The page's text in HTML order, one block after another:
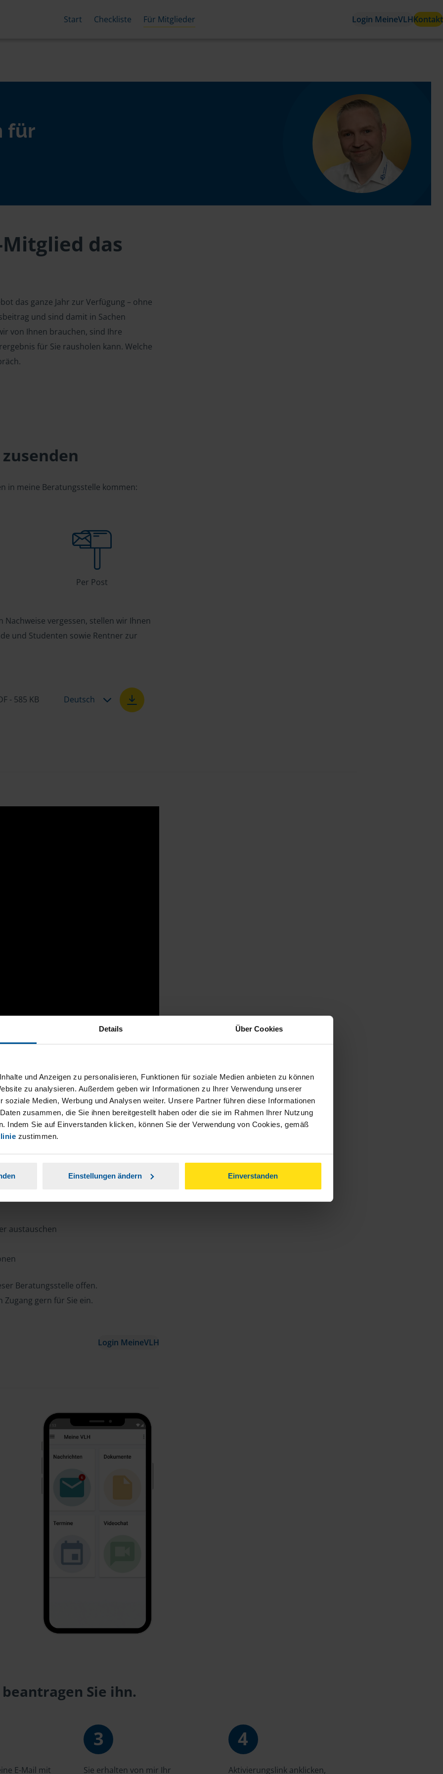
Details Über Cookies
und Anzeigen zu personalisieren, Funktionen für soziale Medien anbieten zu können
zu analysieren. Außerdem geben wir Informationen zu Ihrer Verwendung unserer
soziale Medien, Werbung und Analysen weiter. Unsere Partner führen diese Informationen
zusammen, die Sie ihnen bereitgestellt haben oder die sie im Rahmen Ihrer Nutzung
Indem Sie auf Einverstanden klicken, können Sie der Verwendung von Cookies, gemäß
zustimmen.
Einstellungen ändern Einverstanden
Start Checkliste Für Mitglieder Login MeineVLHKontakt
für
das
das ganze Jahr zur Verfügung – ohne
und sind damit in Sachen
von Ihnen brauchen, sind Ihre
für Sie rausholen kann. Welche
in meine Beratungsstelle kommen:
Per Post
vergessen, stellen wir Ihnen
und Studenten sowie Rentner zur
- 585 KB Deutsch
Zeit und Porto sparen und jederzeit
austauschen
Beratungsstelle offen.
gern für Sie ein.
Login MeineVLH
Sie ihn.
E-Mail mit
3
Sie erhalten von mir Ihr
4
Aktivierungslink anklicken,